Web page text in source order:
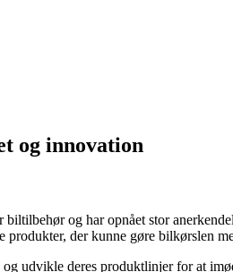
og innovation
og har opnået stor
produkter, der kunne gøre bilkørslen
udvikle deres produktlinjer for at